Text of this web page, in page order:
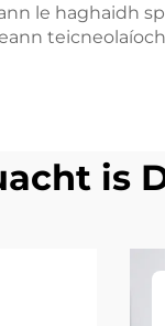
le haghaidh
is